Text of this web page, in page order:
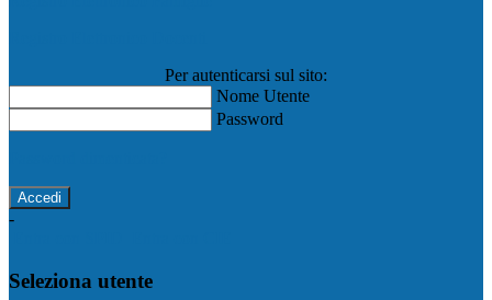
Per autenticarsi sul sito:
Nome Utente
Password
-
Seleziona utente